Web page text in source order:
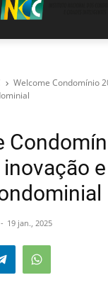
Welcome Condomínio
19 jan., 2025